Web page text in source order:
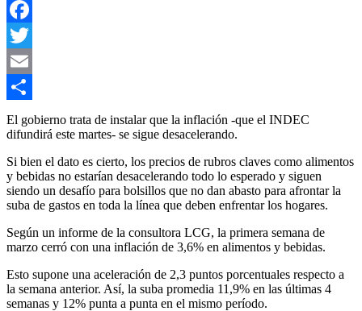
Facebook
Twitter
Email
Compartir
El gobierno trata de instalar que la inflación -que el INDEC
difundirá este martes- se sigue desacelerando.
Si bien el dato es cierto, los precios de rubros claves como alimentos
y bebidas no estarían desacelerando todo lo esperado y siguen
siendo un desafío para bolsillos que no dan abasto para afrontar la
suba de gastos en toda la línea que deben enfrentar los hogares.
Según un informe de la consultora LCG, la primera semana de
marzo cerró con una inflación de 3,6% en alimentos y bebidas.
Esto supone una aceleración de 2,3 puntos porcentuales respecto a
la semana anterior. Así, la suba promedia 11,9% en las últimas 4
semanas y 12% punta a punta en el mismo período.